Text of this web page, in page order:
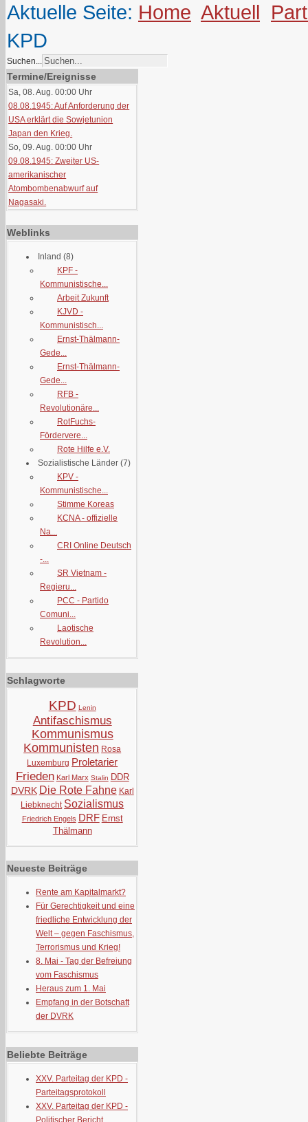
Aktuelle Seite: Home Aktuell
KPD
Suchen...
Termine/Ereignisse
Sa, 08. Aug. 00:00 Uhr
08.08.1945: Auf Anforderung der
USA erklärt die Sowjetunion
Japan den Krieg.
So, 09. Aug. 00:00 Uhr
09.08.1945: Zweiter US-
amerikanischer
Atombombenabwurf auf
Nagasaki.
Weblinks
Inland (8)
KPF -
Kommunistische...
Arbeit Zukunft
KJVD -
Kommunistisch...
Ernst-Thälmann-
Gede...
Ernst-Thälmann-
Gede...
RFB -
Revolutionäre...
RotFuchs-
Fördervere...
Rote Hilfe e.V.
Sozialistische Länder (7)
KPV -
Kommunistische...
Stimme Koreas
KCNA - offizielle
Na...
CRI Online Deutsch
-...
SR Vietnam -
Regieru...
PCC - Partido
Comuni...
Laotische
Revolution...
Schlagworte
KPD Lenin
Antifaschismus
Kommunismus
Kommunisten Rosa
Luxemburg Proletarier
Frieden Karl Marx Stalin DDR
DVRK Die Rote Fahne Karl
Liebknecht Sozialismus
Friedrich Engels DRF Ernst
Thälmann
Neueste Beiträge
Rente am Kapitalmarkt?
Für Gerechtigkeit und eine
friedliche Entwicklung der
Welt – gegen Faschismus,
Terrorismus und Krieg!
8. Mai - Tag der Befreiung
vom Faschismus
Heraus zum 1. Mai
Empfang in der Botschaft
der DVRK
Beliebte Beiträge
XXV. Parteitag der KPD -
Parteitagsprotokoll
XXV. Parteitag der KPD -
Politischer Bericht